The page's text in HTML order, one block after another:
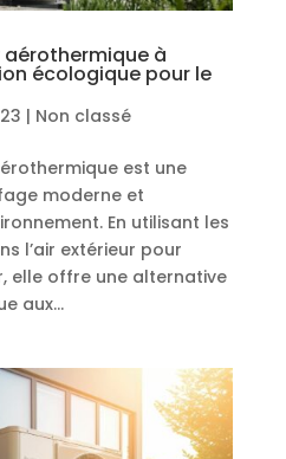
à
écologique pour le
| Non classé
est une
moderne et
En utilisant les
l’air extérieur pour
elle offre une alternative
aux...